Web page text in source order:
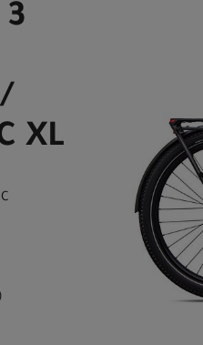
XL